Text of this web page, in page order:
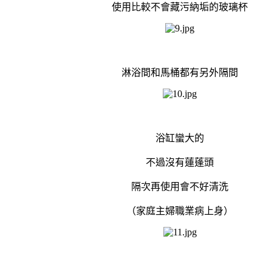
使用比較不會藏污納垢的玻璃杯
淋浴間和馬桶都有另外隔間
浴缸蠻大的
不過沒有蓮蓬頭
隔次再使用會不好清洗
（家庭主婦職業病上身）